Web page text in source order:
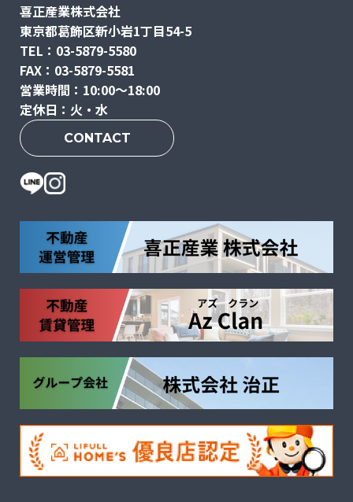
喜正産業株式会社
東京都葛飾区新小岩1丁目54-5
TEL：03-5879-5580
FAX：03-5879-5581
営業時間：10:00〜18:00
定休日：火・水
CONTACT